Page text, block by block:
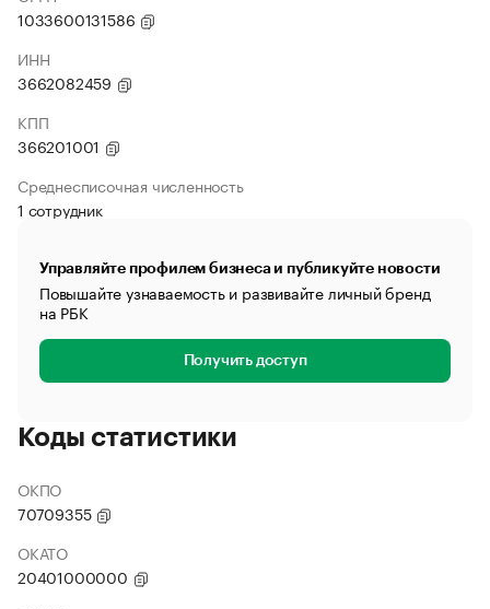
1033600131586
ИНН
3662082459
КПП
366201001
Среднесписочная численность
1 сотрудник
Управляйте профилем бизнеса и публикуйте новости
Повышайте узнаваемость и развивайте личный бренд
на РБК
Получить доступ
Коды статистики
ОКПО
70709355
ОКАТО
20401000000